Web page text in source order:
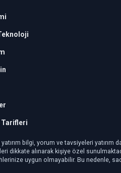
Tarifleri
bilgi, yorum ve tavsiyeleri yatırım
dikkate alınarak kişiye özel
uygun olmayabilir. Bu nedenle,